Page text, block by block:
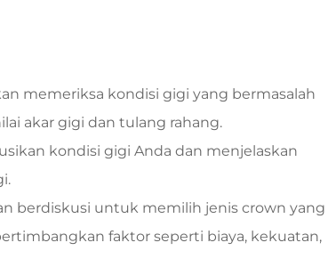
memeriksa kondisi gigi yang bermasalah
akar gigi dan tulang rahang.
kondisi gigi Anda dan menjelaskan
berdiskusi untuk memilih jenis crown yang
faktor seperti biaya, kekuatan,